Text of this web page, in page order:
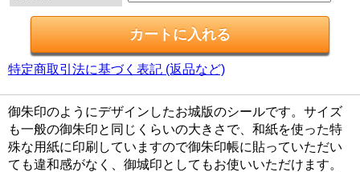
特定商取引法に基づく表記 (返品など)
御朱印のようにデザインしたお城版のシールです。サイズ
も一般の御朱印と同じくらいの大きさで、和紙を使った特
殊な用紙に印刷していますので御朱印帳に貼っていただい
ても違和感がなく、御城印としてもお使いいただけます。